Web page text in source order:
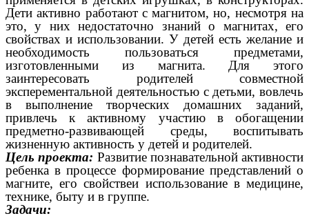
Дети активно работают с магнитом, но, несмотря на
это, у них недостаточно знаний о магнитах, его
свойствах и использовании. У детей есть желание и
необходимость пользоваться предметами,
изготовленными из магнита. Для этого
заинтересовать родителей совместной
эксперементальной деятельностью с детьми, вовлечь
в выполнение творческих домашних заданий,
привлечь к активному участию в обогащении
предметно-развивающей среды, воспитывать
жизненную активность у детей и родителей.
Цель проекта: Развитие познавательной активности
ребенка в процессе формирование представлений о
магните, его свойствеи использование в медицине,
технике, быту и в группе.
Задачи: